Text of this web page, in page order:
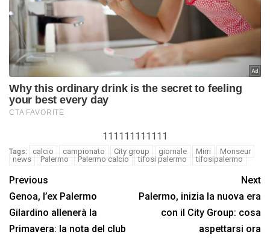
111111111111
Tags: calcio campionato City group giornale Mirri
Monseur
news
Palermo Palermo calcio tifosi palermo tifosipalermo
Previous
Genoa, l’ex Palermo
Gilardino allenerà la
Primavera: la nota del club
Next
Palermo, inizia la nuova era
con il City Group: cosa
aspettarsi ora